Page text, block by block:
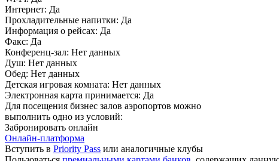
Интернет: Да
Прохладительные напитки: Да
Информация о рейсах: Да
Факс: Да
Конференц-зал: Нет данных
Душ: Нет данных
Обед: Нет данных
Детская игровая комната: Нет данных
Электронная карта принимается: Да
Для посещения бизнес залов аэропортов можно
выполнить одно из условий:
Забронировать онлайн
Онлайн-платформа
Вступить в Priority Pass или аналогичные клубы